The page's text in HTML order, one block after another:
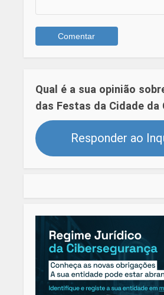
Qual é a sua opinião
das Festas da Cidade da
Responder ao